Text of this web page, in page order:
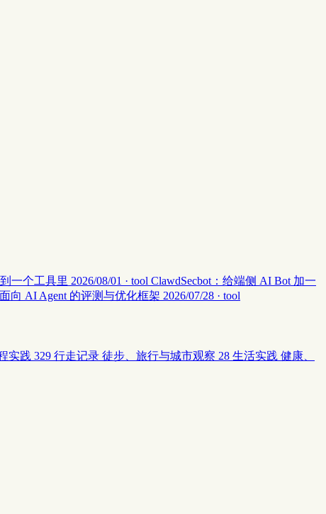
一个工具里 2026/08/01 · tool ClawdSecbot：给端侧 AI Bot 加一
向 AI Agent 的评测与优化框架 2026/07/28 · tool
实践 329 行走记录 徒步、旅行与城市观察 28 生活实践 健康、